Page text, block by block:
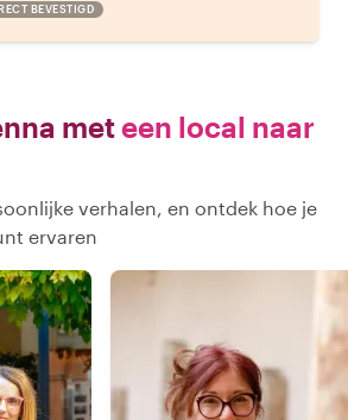
BEVESTIGD
meteen local naar
verhalen, en ontdek hoe je
ervaren